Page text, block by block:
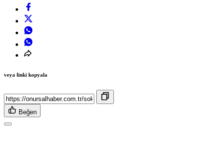
veya linki kopyala
Beğen